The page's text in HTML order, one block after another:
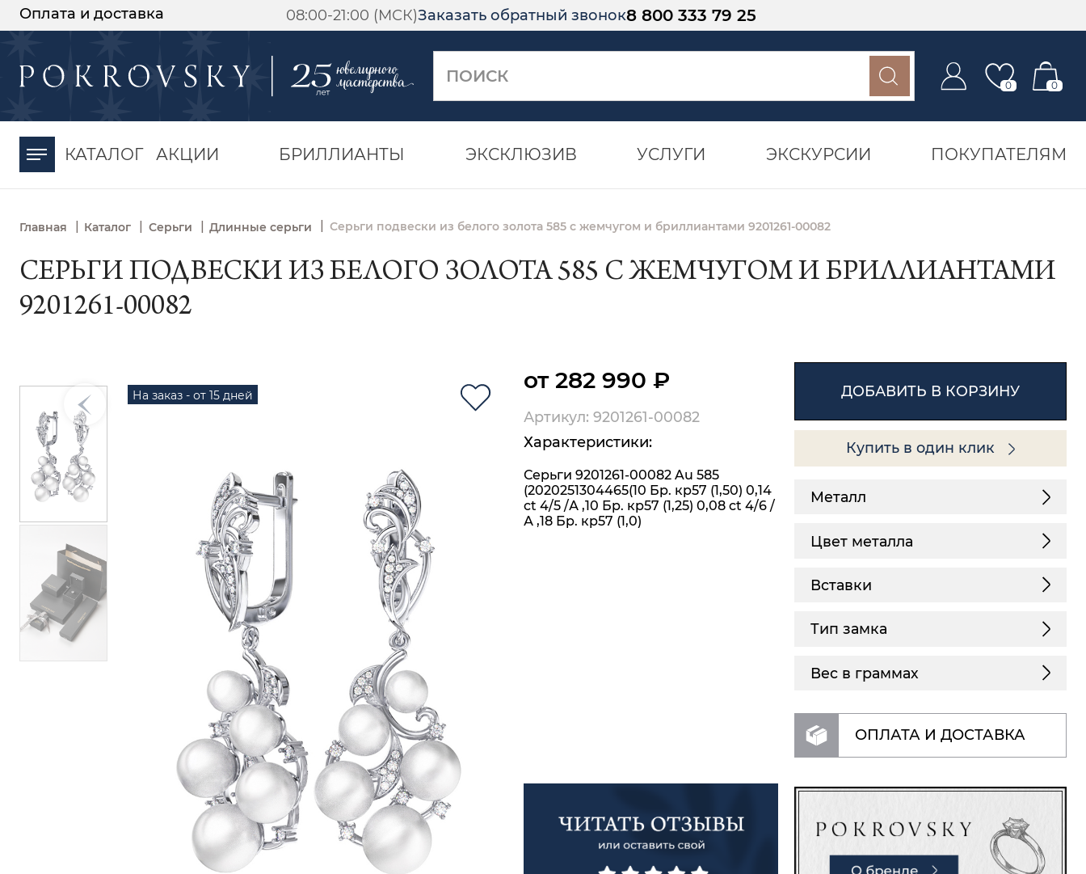
Оплата и доставка 08:00-21:00 (МСК)Заказать обратный звонок8 800 333 79 25
0 0
КАТАЛОГ АКЦИИ БРИЛЛИАНТЫ ЭКСКЛЮЗИВ УСЛУГИ ЭКСКУРСИИ ПОКУПАТЕЛЯМ
Главная | Каталог | Серьги | Длинные серьги Серьги подвески из белого золота 585 с жемчугом и бриллиантами 9201261-00082
СЕРЬГИ ПОДВЕСКИ ИЗ БЕЛОГО ЗОЛОТА 585 С ЖЕМЧУГОМ И БРИЛЛИАНТАМИ
9201261-00082
На заказ - от 15 дней
от 282 990 ₽
Артикул: 9201261-00082
Характеристики:
Серьги 9201261-00082 Au 585
(2020251304465(10 Бр. кр57 (1,50) 0,14
ct 4/5 /А ,10 Бр. кр57 (1,25) 0,08 ct 4/6 /
А ,18 Бр. кр57 (1,0)
ДОБАВИТЬ В КОРЗИНУ
Купить в один клик
Металл
Цвет металла
Вставки
Тип замка
Вес в граммах
ОПЛАТА И ДОСТАВКА
-30%
момента оплаты